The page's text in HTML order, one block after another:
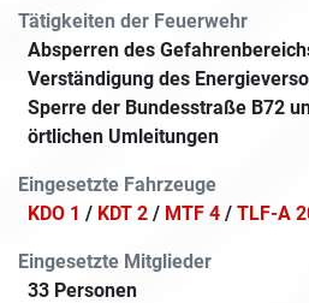
Tätigkeiten der Feuerwehr
Absperren des
Verständigung des
Sperre der Bundesstraße B72
örtlichen Umleitungen
Eingesetzte Fahrzeuge
KDO 1 / KDT 2 / MTF 4 / TLF-A
Eingesetzte Mitglieder
33 Personen